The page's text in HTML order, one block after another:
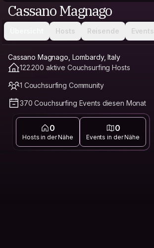
Cassano Magnago
Hosts Reisende Events
Cassano Magnago, Lombardy, Italy
122.200 aktive Couchsurfing Hosts
1 Couchsurfing Community
370 Couchsurfing Events diesen Monat
0
Hosts in der Nähe
0
Events in der Nähe